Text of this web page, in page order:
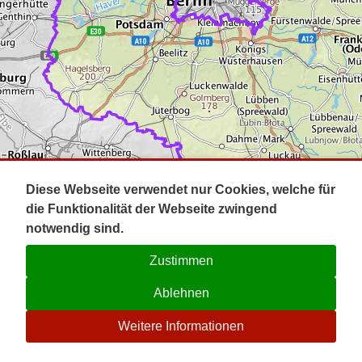
Impressum
Kontakt
☉
Diese Webseite verwendet nur Cookies, welche für
die Funktionalität der Webseite zwingend
notwendig sind.
Zustimmen
Ablehnen
Weitere Informationen